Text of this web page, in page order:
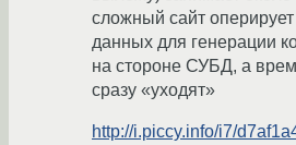
сложный сайт
данных для генерации
на стороне СУБД, а
сразу «уходят»
http://i.piccy.info/i7/